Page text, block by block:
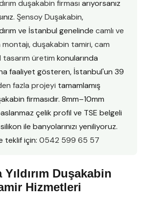
duşakabin firması arıyorsanız
Şensoy Duşakabin,
ve İstanbul genelinde camlı ve
,duşakabin tamiri,cam
tasarım üretim konularında
faaliyet gösteren, İstanbul'un 39
fazla projeyi tamamlamış
firmasıdır. 8mm–10mm
çelik profil ve TSE belgeli
ile banyolarınızı yeniliyoruz.
teklif için: 0542 599 65 57
Duşakabin
Hizmetleri